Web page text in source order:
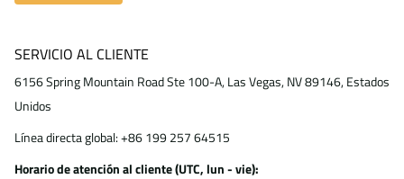
SERVICIO AL CLIENTE
6156 Spring Mountain Road Ste 100-A, Las Vegas, NV 89146, Estados
Unidos
Línea directa global: +86 199 257 64515
Horario de atención al cliente (UTC, lun - vie):